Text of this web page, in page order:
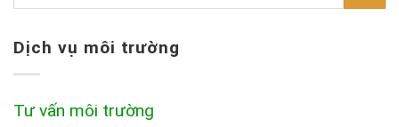
Dịch vụ môi trường
Tư vấn môi trường